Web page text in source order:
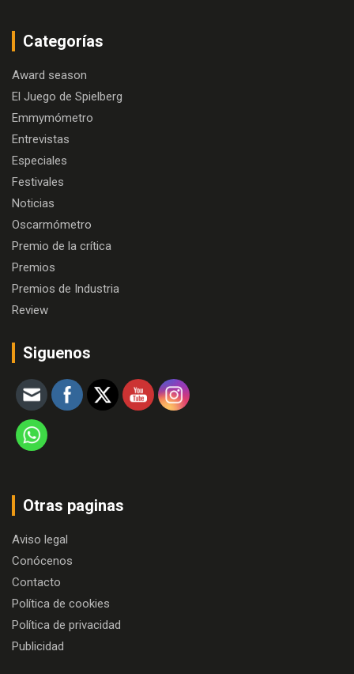
Categorías
Award season
El Juego de Spielberg
Emmymómetro
Entrevistas
Especiales
Festivales
Noticias
Oscarmómetro
Premio de la crítica
Premios
Premios de Industria
Review
Siguenos
Otras paginas
Aviso legal
Conócenos
Contacto
Política de cookies
Política de privacidad
Publicidad